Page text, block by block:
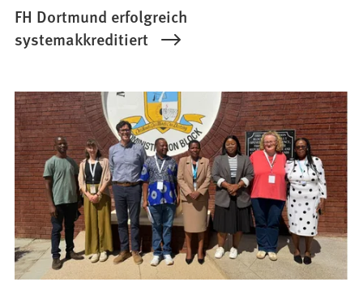
FH Dortmund erfolgreich
systemakkreditiert